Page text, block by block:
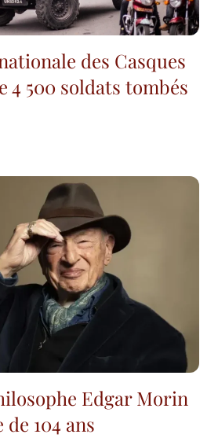
des Casques
4 500 soldats tombés
Edgar Morin
de 104 ans